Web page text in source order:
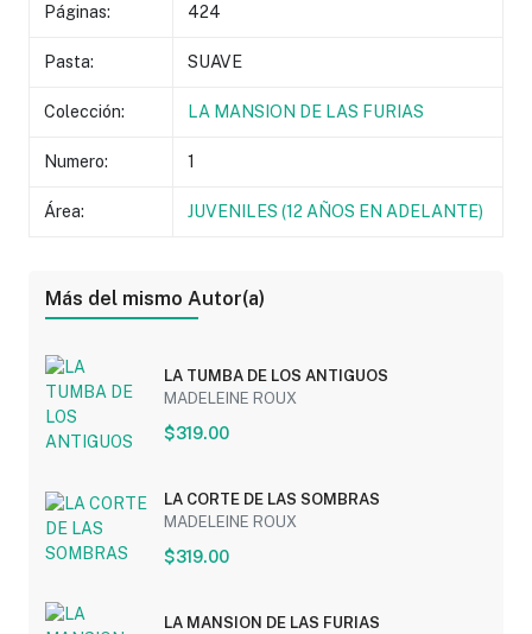
Páginas: 424
Pasta: SUAVE
Colección: LA MANSION DE LAS FURIAS
Numero: 1
Área: JUVENILES (12 AÑOS EN ADELANTE)
Más del mismo Autor(a)
LA TUMBA DE LOS ANTIGUOS
MADELEINE ROUX
$319.00
LA CORTE DE LAS SOMBRAS
MADELEINE ROUX
$319.00
LA MANSION DE LAS FURIAS